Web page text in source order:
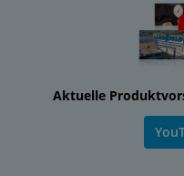
Aktuelle